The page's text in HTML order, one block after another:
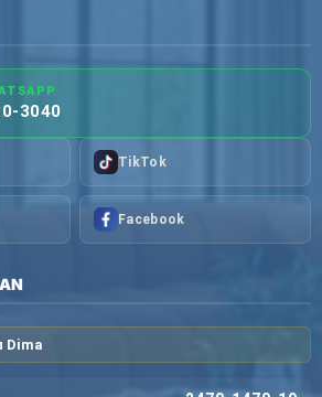
3040
TikTok
Facebook
Dima